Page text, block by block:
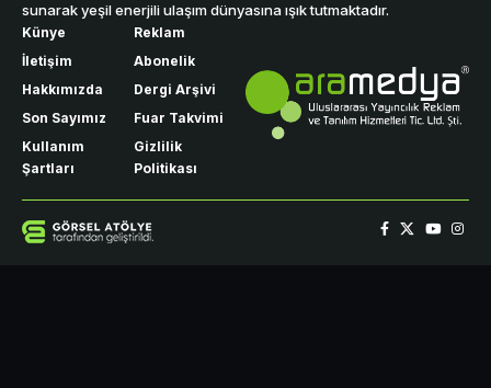
sunarak yeşil enerjili ulaşım dünyasına ışık tutmaktadır.
Künye
İletişim
Hakkımızda
Son Sayımız
Kullanım
Şartları
Reklam
Abonelik
Dergi Arşivi
Fuar Takvimi
Gizlilik
Politikası